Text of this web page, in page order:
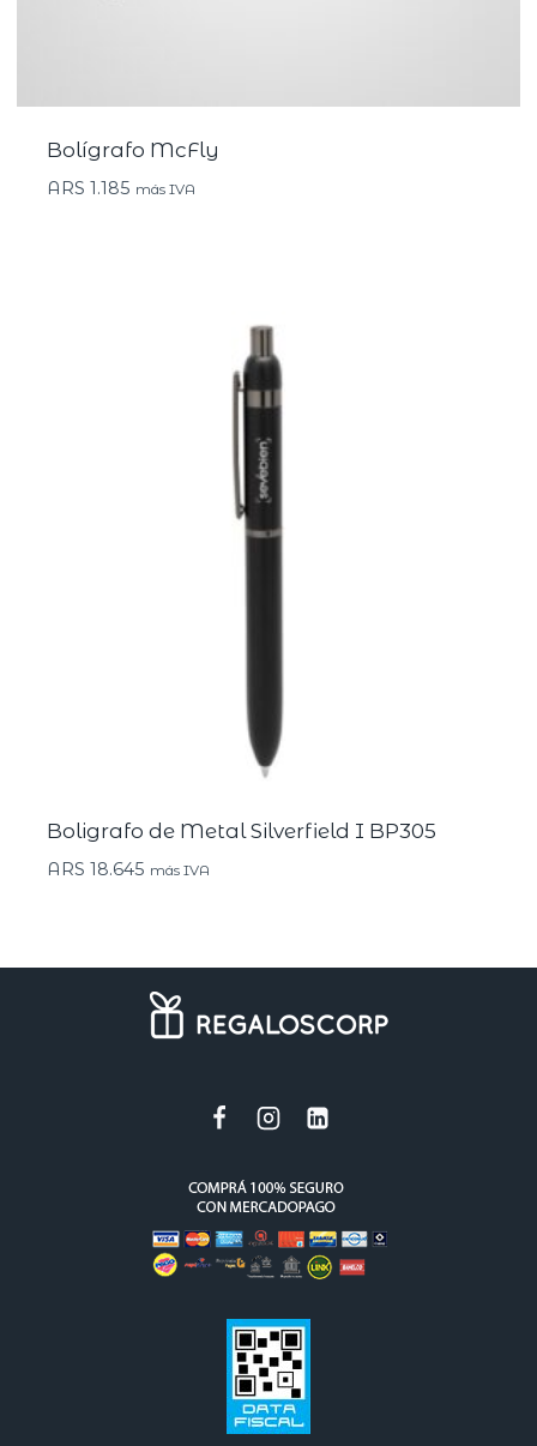
Bolígrafo McFly
ARS 1.185 más IVA
Boligrafo de Metal Silverfield I BP305
ARS 18.645 más IVA